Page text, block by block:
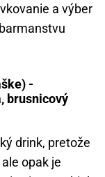
a výber
-
brusnicový
drink, pretože
opak je